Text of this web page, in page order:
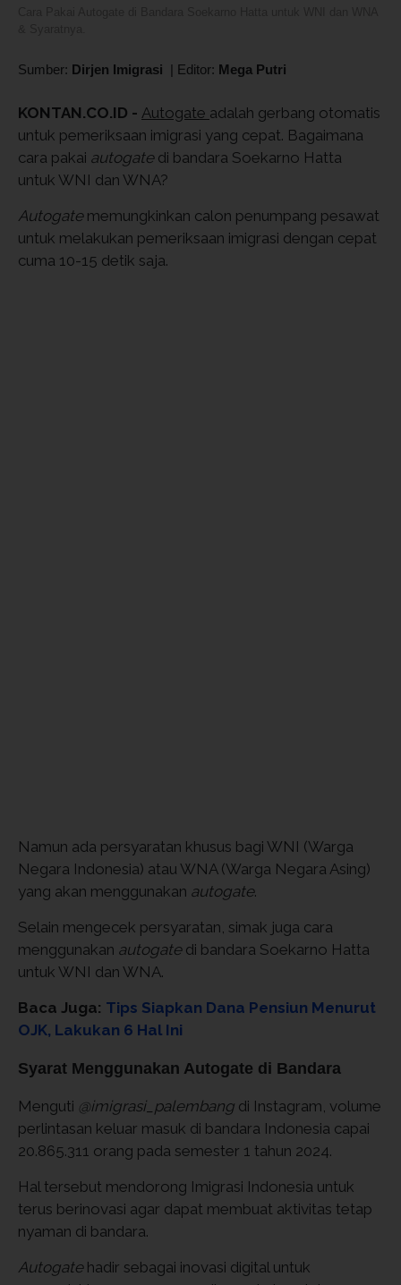
Sumber: Dirjen Imigrasi | Editor: Mega Putri
KONTAN.CO.ID - Autogate adalah gerbang otomatis
untuk pemeriksaan imigrasi yang cepat. Bagaimana
cara pakai autogate di bandara Soekarno Hatta
untuk WNI dan WNA?
Autogate memungkinkan calon penumpang pesawat
untuk melakukan pemeriksaan imigrasi dengan cepat
cuma 10-15 detik saja.
Namun ada persyaratan khusus bagi WNI (Warga
Negara Indonesia) atau WNA (Warga Negara Asing)
yang akan menggunakan autogate.
Selain mengecek persyaratan, simak juga cara
menggunakan autogate di bandara Soekarno Hatta
untuk WNI dan WNA.
Baca Juga: Tips Siapkan Dana Pensiun Menurut
OJK, Lakukan 6 Hal Ini
Syarat Menggunakan Autogate di Bandara
Menguti @imigrasi_palembang di Instagram, volume
perlintasan keluar masuk di bandara Indonesia capai
20.865.311 orang pada semester 1 tahun 2024.
Hal tersebut mendorong Imigrasi Indonesia untuk
terus berinovasi agar dapat membuat aktivitas tetap
nyaman di bandara.
Autogate hadir sebagai inovasi digital untuk